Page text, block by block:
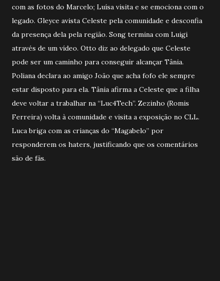
com as fotos do Marcelo; Luísa visita e se emociona com o
legado. Gleyce avista Celeste pela comunidade e desconfia
da presença dela pela região. Song termina com Luigi
através de um vídeo. Otto diz ao delegado que Celeste
pode ser um caminho para conseguir alcançar Tânia.
Poliana declara ao amigo João que acha fofo ele sempre
estar disposto para ela. Tânia afirma a Celeste que a filha
deve voltar a trabalhar na “Luc4Tech”. Zezinho (Romis
Ferreira) volta à comunidade e visita a exposição no CLL.
Luca briga com as crianças do “Magabelo” por
responderem os haters, justificando que os comentários
são de fãs.